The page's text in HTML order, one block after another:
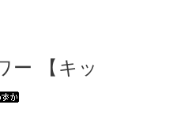
るー 【キッ